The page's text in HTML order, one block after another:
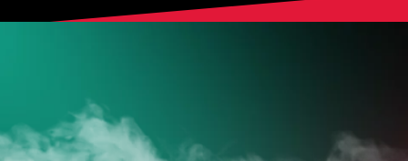
DEINE VAPES
JETZT ZUM ONLINESHOP